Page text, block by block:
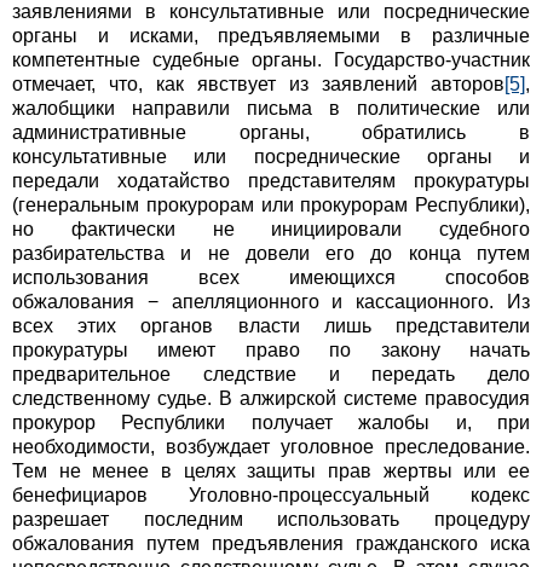
заявлениями в консультативные или посреднические
органы и исками, предъявляемыми в различные
компетентные судебные органы. Государство-участник
отмечает, что, как явствует из заявлений авторов[5],
жалобщики направили письма в политические или
административные органы, обратились в
консультативные или посреднические органы и
передали ходатайство представителям прокуратуры
(генеральным прокурорам или прокурорам Республики),
но фактически не инициировали судебного
разбирательства и не довели его до конца путем
использования всех имеющихся способов
обжалования − апелляционного и кассационного. Из
всех этих органов власти лишь представители
прокуратуры имеют право по закону начать
предварительное следствие и передать дело
следственному судье. В алжирской системе правосудия
прокурор Республики получает жалобы и, при
необходимости, возбуждает уголовное преследование.
Тем не менее в целях защиты прав жертвы или ее
бенефициаров Уголовно-процессуальный кодекс
разрешает последним использовать процедуру
обжалования путем предъявления гражданского иска